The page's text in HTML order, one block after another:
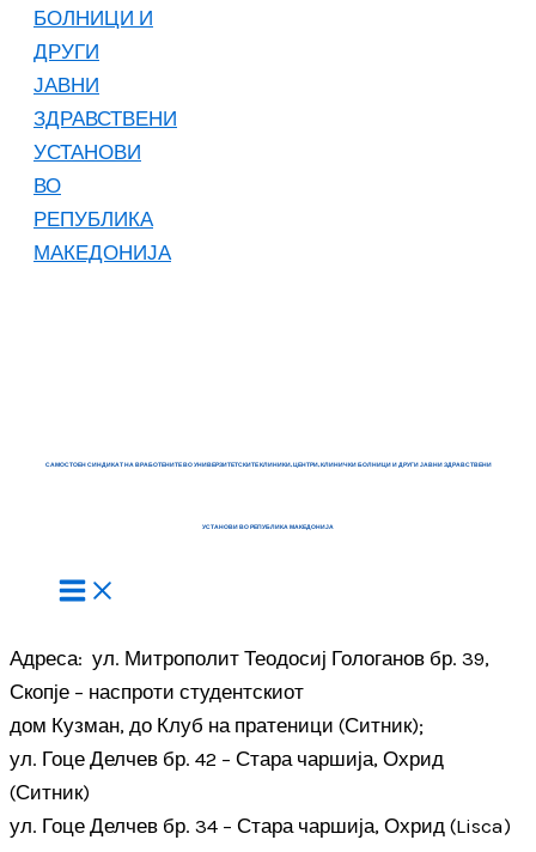
САМОСТОЕН СИНДИКАТ НА ВРАБОТЕНИТЕ ВО УНИВЕРЗИТЕТСКИТЕ КЛИНИКИ, ЦЕНТРИ, КЛИНИЧКИ БОЛНИЦИ И ДРУГИ ЈАВНИ ЗДРАВСТВЕНИ
УСТАНОВИ ВО РЕПУБЛИКА МАКЕДОНИЈА
Адреса: ул. Митрополит Теодосиј Гологанов бр. 39,
Скопје – наспроти студентскиот
дом Кузман, до Клуб на пратеници (Ситник);
ул. Гоце Делчев бр. 42 – Стара чаршија, Охрид
(Ситник)
ул. Гоце Делчев бр. 34 – Стара чаршија, Охрид (Lisca)